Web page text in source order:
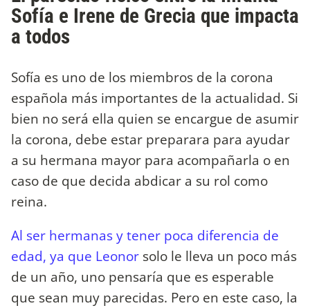
Sofía e Irene de Grecia que impacta
a todos
Sofía es uno de los miembros de la corona
española más importantes de la actualidad. Si
bien no será ella quien se encargue de asumir
la corona, debe estar preparara para ayudar
a su hermana mayor para acompañarla o en
caso de que decida abdicar a su rol como
reina.
Al ser hermanas y tener poca diferencia de
edad, ya que Leonor solo le lleva un poco más
de un año, uno pensaría que es esperable
que sean muy parecidas. Pero en este caso, la